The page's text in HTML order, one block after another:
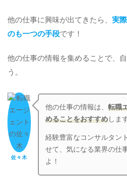
他の仕事に興味が出てきたら、 実
のも一つの手段です！
他の仕事の情報を集めることで、
う。
佐々木
他の仕事の情報は、転職
めることをおすすめ しま
経験豊富なコンサルタン
せて、気になる業界の仕
よ！